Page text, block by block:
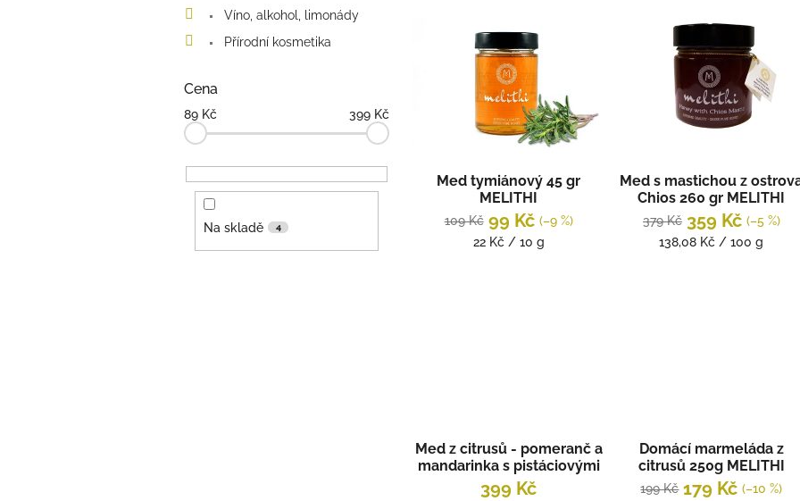
Víno, alkohol, limonády
Přírodní kosmetika
Cena
89 Kč 399 Kč
Na skladě 4
Med tymiánový 45 gr
MELITHI
109 Kč 99 Kč (–9 %)
Měrná
22 Kč / 10 g
Med s mastichou z
Chios 260 gr MELITHI
379 Kč 359 Kč (–5 %)
Měrná
138,08 Kč / 100 g
Med z citrusů - pomeranč a
mandarinka s pistáciovými
oříšky 250 gr MELITHI
399 Kč
Domácí marmeláda z
citrusů 250g MELITHI
199 Kč 179 Kč (–10 %)